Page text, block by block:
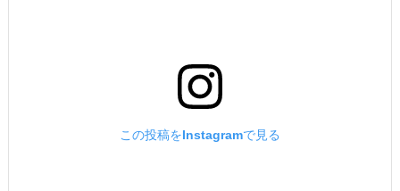
この投稿をInstagramで見る